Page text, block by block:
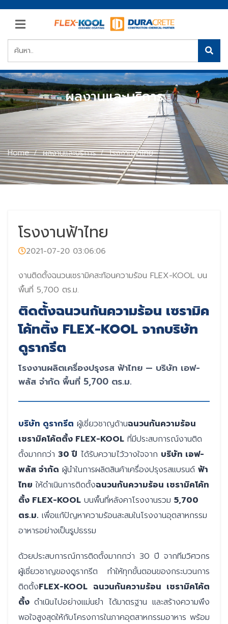
ผลงานและบริการ
Home ผลงานและบริการ โรงงานฟ้าไทย
โรงงานฟ้าไทย
2021-07-20 03:06:06
งานติดตั้งฉนวนเซรามิคสะท้อนความร้อน FLEX-KOOL บน
พื้นที่ 5,700 ตร.ม.
ติดตั้งฉนวนกันความร้อน เซรามิค
โค้ทติ้ง FLEX-KOOL จากบริษัท
ดูรากรีต
โรงงานผลิตเครื่องปรุงรส ฟ้าไทย — บริษัท เอฟ-
พลัส จำกัด พื้นที่ 5,700 ตร.ม.
บริษัท ดูรากรีต ผู้เชี่ยวชาญด้านฉนวนกันความร้อน
เซรามิคโค้ตติ้ง FLEX-KOOL ที่มีประสบการณ์งานติด
ตั้งมากกว่า 30 ปี ได้รับความไว้วางใจจาก บริษัท เอฟ-
พลัส จำกัด ผู้นำในการผลิตสินค้าเครื่องปรุงรสแบรนด์ ฟ้า
ไทย ให้ดำเนินการติดตั้งฉนวนกันความร้อน เซรามิคโค้ท
ติ้ง FLEX-KOOL บนพื้นที่หลังคาโรงงานรวม 5,700
ตร.ม. เพื่อแก้ปัญหาความร้อนสะสมในโรงงานอุตสาหกรรม
อาหารอย่างเป็นรูปธรรม
ด้วยประสบการณ์การติดตั้งมากกว่า 30 ปี จากทีมวิศวกร
ผู้เชี่ยวชาญของดูรากรีต ทำให้ทุกขั้นตอนของกระบวนการ
ติดตั้งFLEX-KOOL ฉนวนกันความร้อน เซรามิคโค้ต
ติ้ง ดำเนินไปอย่างแม่นยำ ได้มาตรฐาน และสร้างความพึง
พอใจสูงสุดให้กับโครงการในภาคอุตสาหกรรมอาหาร พร้อม